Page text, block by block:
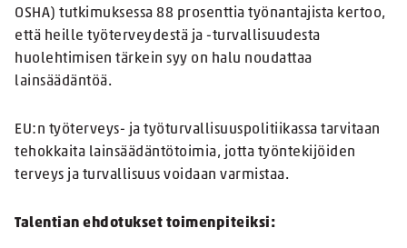
OSHA) tutkimuksessa 88 prosenttia työnantajista kertoo,
että heille työterveydestä ja -turvallisuudesta
huolehtimisen tärkein syy on halu noudattaa
lainsäädäntöä.
EU:n työterveys- ja työturvallisuuspolitiikassa tarvitaan
tehokkaita lainsäädäntötoimia, jotta työntekijöiden
terveys ja turvallisuus voidaan varmistaa.
Talentian ehdotukset toimenpiteiksi: